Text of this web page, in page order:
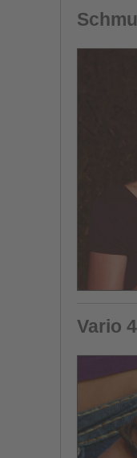
Vario